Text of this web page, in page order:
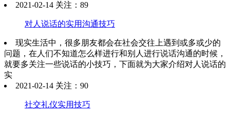
2021-02-14 关注：89
对人说话的实用沟通技巧
现实生活中，很多朋友都会在社会交往上遇到或多或少的
问题，在人们不知道怎么样进行和别人进行说话沟通的时候，
就要多关注一些说话的小技巧，下面就为大家介绍对人说话的
实
2021-02-14 关注：90
社交礼仪实用技巧